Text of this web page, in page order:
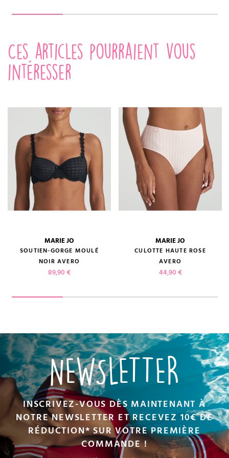
Ces articles pourraient vous
intéresser
MARIE JO
SOUTIEN-GORGE MOULÉ
NOIR AVERO
Prix
89,90 €
MARIE JO
CULOTTE HAUTE ROSE
AVERO
Prix
44,90 €
NEWSLETTER
INSCRIVEZ-VOUS DÈS MAINTENANT À
NOTRE NEWSLETTER ET RECEVEZ 10€ DE
RÉDUCTION* SUR VOTRE PREMIÈRE
COMMANDE !